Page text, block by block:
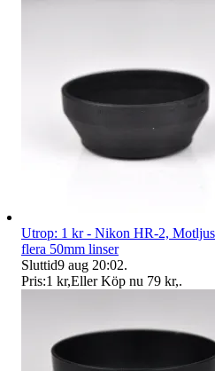
Utrop: 1 kr - Nikon HR-2,
flera 50mm linser
Sluttid9 aug 20:02.
Pris:1 kr,Eller Köp nu 79 kr,.